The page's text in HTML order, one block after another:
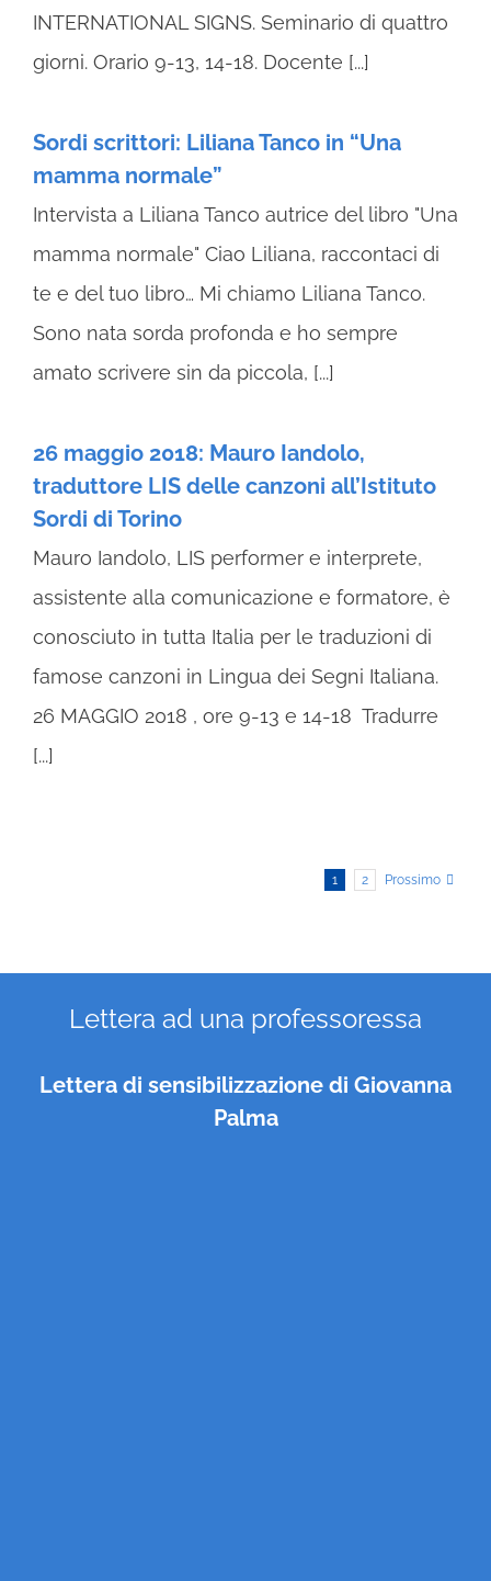
INTERNATIONAL SIGNS. Seminario di quattro
giorni. Orario 9-13, 14-18. Docente [...]
Sordi scrittori: Liliana Tanco in “Una
mamma normale”
Intervista a Liliana Tanco autrice del libro "Una
mamma normale" Ciao Liliana, raccontaci di
te e del tuo libro… Mi chiamo Liliana Tanco.
Sono nata sorda profonda e ho sempre
amato scrivere sin da piccola, [...]
26 maggio 2018: Mauro Iandolo,
traduttore LIS delle canzoni all’Istituto
Sordi di Torino
Mauro Iandolo, LIS performer e interprete,
assistente alla comunicazione e formatore, è
conosciuto in tutta Italia per le traduzioni di
famose canzoni in Lingua dei Segni Italiana.
26 MAGGIO 2018 , ore 9-13 e 14-18 Tradurre
[...]
1 2 Prossimo
Lettera ad una professoressa
Lettera di sensibilizzazione di Giovanna
Palma